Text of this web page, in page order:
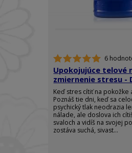
6
Upokojujúce telové
zmiernenie stresu -
Keď stres cítiť na pokožke
Poznáš tie dni, keď sa
psychický tlak neodrazia
nálade, ale doslova ich
svaloch a vidíš na svojej
zostáva suchá, sivast...